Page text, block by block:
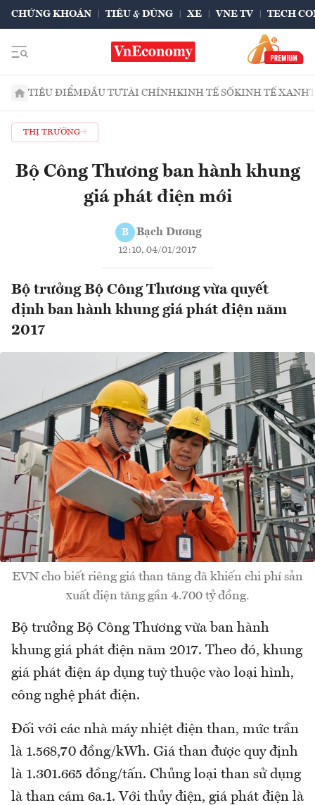
CHỨNG KHOÁN TIÊU & DÙNG XE VNE TV TECH
TIÊU ĐIỂMĐẦU TƯTÀI CHÍNHKINH TẾ SỐKINH TẾ XANH
THỊ TRƯỜNG
Bộ Công Thương ban hành khung
giá phát điện mới
B Bạch Dương
12:10, 04/01/2017
Bộ trưởng Bộ Công Thương vừa quyết
định ban hành khung giá phát điện năm
2017
EVN cho biết riêng giá than tăng đã khiến chi phí sản
xuất điện tăng gần 4.700 tỷ đồng.
Bộ trưởng Bộ Công Thương vừa ban hành
khung giá phát điện năm 2017. Theo đó, khung
giá phát điện áp dụng tuỳ thuộc vào loại hình,
công nghệ phát điện.
Đối với các nhà máy nhiệt điện than, mức trần
là 1.568,70 đồng/kWh. Giá than được quy định
là 1.301.665 đồng/tấn. Chủng loại than sử dụng
là than cám 6a.1. Với thủy điện, giá phát điện là